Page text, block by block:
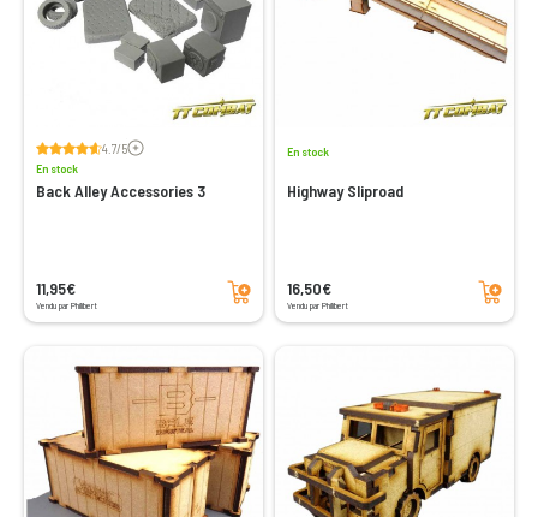
4.7/5Voir les avis
En stock
Back Alley Accessories 3
11,95€
Vendu par Philibert
Ajouter au panier
En stock
Highway Sliproad
16,50€
Vendu par Philibert
Ajouter au panier